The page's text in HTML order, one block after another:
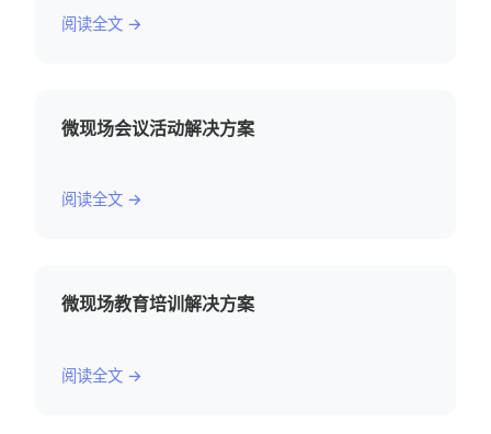
阅读全文 →
微现场会议活动解决方案
阅读全文 →
微现场教育培训解决方案
阅读全文 →